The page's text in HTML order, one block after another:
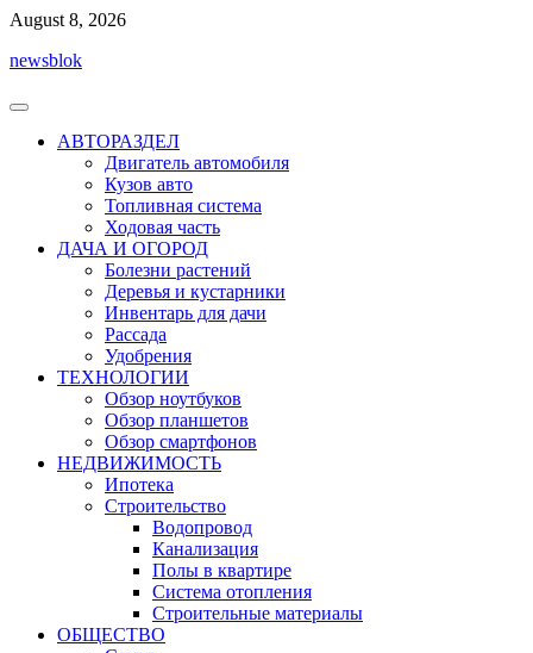
Перейти
содержимому
August 8, 2026
newsblok
АВТОРАЗДЕЛ
Двигатель автомобиля
Кузов авто
Топливная система
Ходовая часть
ДАЧА И ОГОРОД
Болезни растений
Деревья и кустарники
Инвентарь для дачи
Рассада
Удобрения
ТЕХНОЛОГИИ
Обзор ноутбуков
Обзор планшетов
Обзор смартфонов
НЕДВИЖИМОСТЬ
Ипотека
Строительство
Водопровод
Канализация
Полы в квартире
Система отопления
Строительные материалы
ОБЩЕСТВО